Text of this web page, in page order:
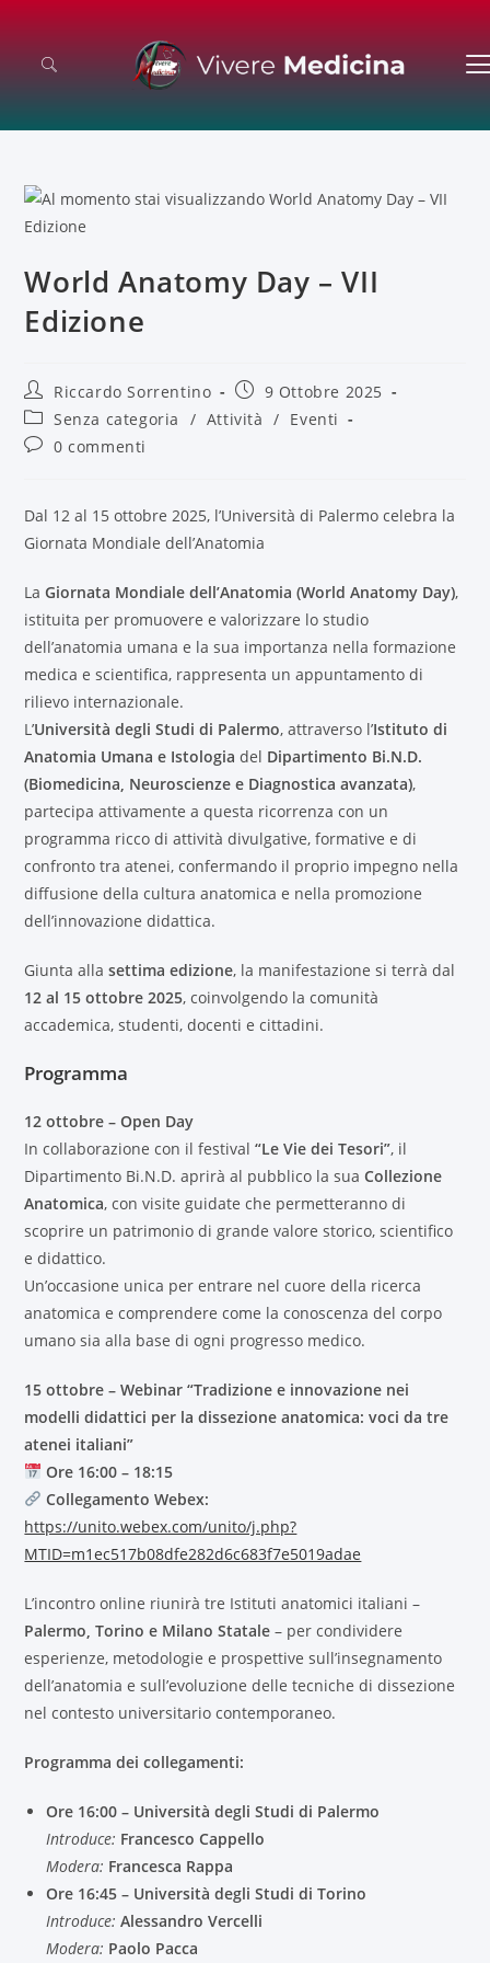
World Anatomy Day – VII
Edizione
Riccardo Sorrentino
9 Ottobre 2025
Senza categoria
/ Attività / Eventi
0 commenti
Dal 12 al 15 ottobre 2025, l’Università di Palermo celebra la
Giornata Mondiale dell’Anatomia
LaGiornata Mondiale dell’Anatomia (World Anatomy Day),
istituita per promuovere e valorizzare lo studio
dell’anatomia umana e la sua importanza nella formazione
medica e scientifica, rappresenta un appuntamento di
rilievo internazionale.
L’Università degli Studi di Palermo, attraverso l’Istituto di
Anatomia Umana e Istologia del Dipartimento Bi.N.D.
(Biomedicina, Neuroscienze e Diagnostica avanzata),
partecipa attivamente a questa ricorrenza con un
programma ricco di attività divulgative, formative e di
confronto tra atenei, confermando il proprio impegno nella
diffusione della cultura anatomica e nella promozione
dell’innovazione didattica.
Giunta allasettima edizione, la manifestazione si terrà dal
12 al 15 ottobre 2025, coinvolgendo la comunità
accademica, studenti, docenti e cittadini.
Programma
12 ottobre – Open Day
In collaborazione con il festival“Le Vie dei Tesori”, il
Dipartimento Bi.N.D. aprirà al pubblico la suaCollezione
Anatomica, con visite guidate che permetteranno di
scoprire un patrimonio di grande valore storico, scientifico
e didattico.
Un’occasione unica per entrare nel cuore della ricerca
anatomica e comprendere come la conoscenza del corpo
umano sia alla base di ogni progresso medico.
15 ottobre – Webinar “Tradizione e innovazione nei
modelli didattici per la dissezione anatomica: voci da tre
atenei italiani”
Ore 16:00 – 18:15
Collegamento Webex:
https://unito.webex.com/unito/j.php?
MTID=m1ec517b08dfe282d6c683f7e5019adae
L’incontro online riunirà tre Istituti anatomici italiani –
Palermo, Torino e Milano Statale – per condividere
esperienze, metodologie e prospettive sull’insegnamento
dell’anatomia e sull’evoluzione delle tecniche di dissezione
nel contesto universitario contemporaneo.
Programma dei collegamenti:
Ore 16:00 – Università degli Studi di Palermo
Introduce: Francesco Cappello
Modera: Francesca Rappa
Ore 16:45 – Università degli Studi di Torino
Introduce: Alessandro Vercelli
Modera: Paolo Pacca